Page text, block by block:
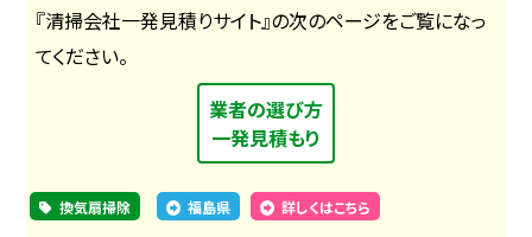
『清掃会社一発見積りサイト』の次のページをご覧になっ
てください。
業者の選び方
一発見積もり
換気扇掃除 福島県 詳しくはこちら